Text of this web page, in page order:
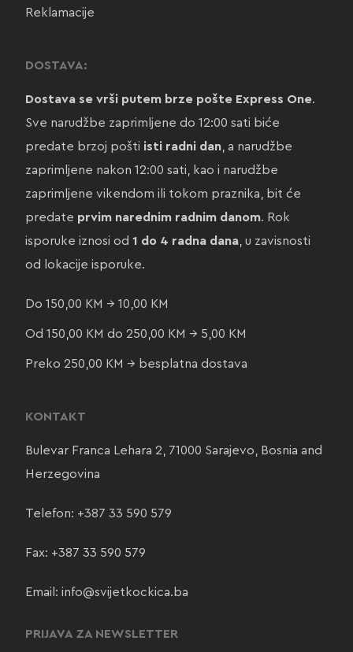
Reklamacije
DOSTAVA:
Dostava se vrši putem brze pošte Express One.
Sve narudžbe zaprimljene do 12:00 sati biće
predate brzoj pošti isti radni dan, a narudžbe
zaprimljene nakon 12:00 sati, kao i narudžbe
zaprimljene vikendom ili tokom praznika, bit će
predate prvim narednim radnim danom. Rok
isporuke iznosi od 1 do 4 radna dana, u zavisnosti
od lokacije isporuke.
Do 150,00 KM → 10,00 KM
Od 150,00 KM do 250,00 KM → 5,00 KM
Preko 250,00 KM → besplatna dostava
KONTAKT
Bulevar Franca Lehara 2, 71000 Sarajevo, Bosnia and
Herzegovina
Telefon: +387 33 590 579
Fax: +387 33 590 579
Email: info@svijetkockica.ba
PRIJAVA ZA NEWSLETTER